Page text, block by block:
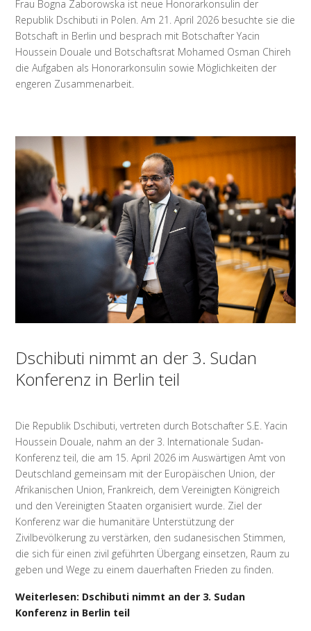
Frau Bogna Zaborowska ist neue Honorarkonsulin der
Republik Dschibuti in Polen. Am 21. April 2026 besuchte sie die
Botschaft in Berlin und besprach mit Botschafter Yacin
Houssein Douale und Botschaftsrat Mohamed Osman Chireh
die Aufgaben als Honorarkonsulin sowie Möglichkeiten der
engeren Zusammenarbeit.
Dschibuti nimmt an der 3. Sudan
Konferenz in Berlin teil
Die Republik Dschibuti, vertreten durch Botschafter S.E. Yacin
Houssein Douale, nahm an der 3. Internationale Sudan-
Konferenz teil, die am 15. April 2026 im Auswärtigen Amt von
Deutschland gemeinsam mit der Europäischen Union, der
Afrikanischen Union, Frankreich, dem Vereinigten Königreich
und den Vereinigten Staaten organisiert wurde. Ziel der
Konferenz war die humanitäre Unterstützung der
Zivilbevölkerung zu verstärken, den sudanesischen Stimmen,
die sich für einen zivil geführten Übergang einsetzen, Raum zu
geben und Wege zu einem dauerhaften Frieden zu finden.
Weiterlesen: Dschibuti nimmt an der 3. Sudan
Konferenz in Berlin teil